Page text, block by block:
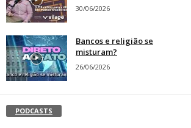
30/06/2026
Bancos e religião se
misturam?
26/06/2026
PODCASTS